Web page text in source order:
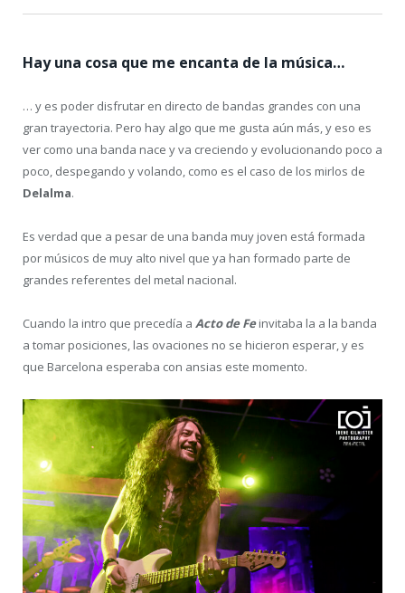
Hay una cosa que me encanta de la música…
… y es poder disfrutar en directo de bandas grandes con una
gran trayectoria. Pero hay algo que me gusta aún más, y eso es
ver como una banda nace y va creciendo y evolucionando poco a
poco, despegando y volando, como es el caso de los mirlos de
Delalma.
Es verdad que a pesar de una banda muy joven está formada
por músicos de muy alto nivel que ya han formado parte de
grandes referentes del metal nacional.
Cuando la intro que precedía a Acto de Feinvitaba la a la banda
a tomar posiciones, las ovaciones no se hicieron esperar, y es
que Barcelona esperaba con ansias este momento.